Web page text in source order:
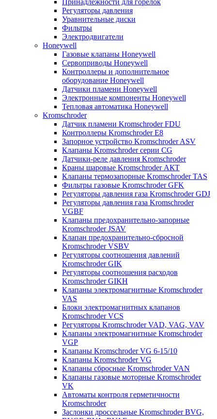
Принадлежности для горелок
Регуляторы давления
Уравнительные диски
Фильтры
Электродвигатели
Honeywell
Газовые клапаны Honeywell
Сервоприводы Honeywell
Контроллеры и дополнительное
оборудование Honeywell
Датчики пламени Honeywell
Электронные компоненты Honeywell
Тепловая автоматика Honeywell
Kromschroder
Датчик пламени Kromschroder FDU
Контроллеры Kromschroder E8
Запорное устройство Kromschroder ASV
Клапаны Kromschroder серии CG
Датчики-реле давления Kromschroder
Краны шаровые Kromschroder АКТ
Клапаны термозапорные Kromschroder TAS
Фильтры газовые Kromschroder GFK
Регуляторы давления газа Kromschroder GDJ
Регуляторы давления газа Kromschroder
VGBF
Клапаны предохранительно-запорные
Kromschroder JSAV
Клапан предохранительно-сбросной
Kromschroder VSBV
Регуляторы соотношения давлений
Kromschroder GIK
Регуляторы соотношения расходов
Kromschroder GIKH
Клапаны электромагнитные Kromschroder
VAS
Блоки электромагнитных клапанов
Kromschroder VCS
Регуляторы Kromschroder VAD, VAG, VAV
Клапаны электромагнитные Kromschroder
VGP
Клапаны Kromschroder VG 6-15/10
Клапаны Kromschroder VG
Клапаны сбросные Kromschroder VAN
Клапаны газовые моторные Kromschroder
VK
Автоматы контроля герметичности
Kromschroder
Заслонки дроссельные Kromschroder BVG,